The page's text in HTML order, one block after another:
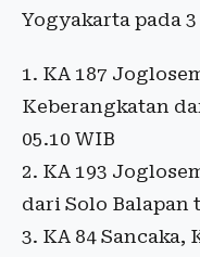
Yogyakarta pada
1. ⁠KA 187
Keberangkatan
05.10 WIB
2. ⁠KA 193
dari Solo Balapan
3. ⁠KA 84